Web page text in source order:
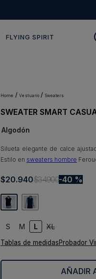
FLYING SPIRIT
vestuario sweaters
SWEATER SMART
Algodón
Silueta elegante de calce
Estilo en sweaters hombre
$20.940$34.900 40 %
S M L XL
Tablas de medidasProbador
AÑADIR